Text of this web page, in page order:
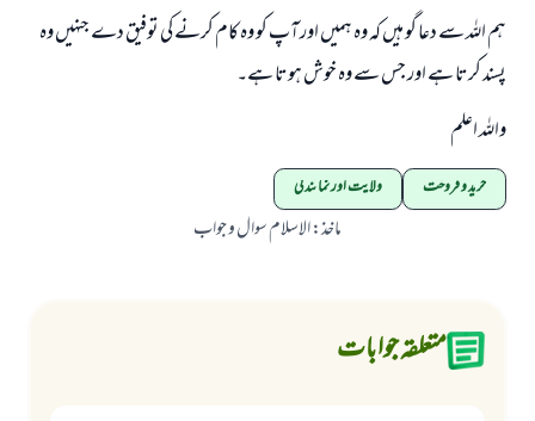
ہم اللہ سے دعا گو ہیں کہ وہ ہمیں اور آپ کو وہ کام کرنے کی توفیق دے جنہیں وہ
پسند کرتا ہے اور جس سے وہ خوش ہوتا ہے۔
واللہ اعلم
خرید و فروخت ولایت اور نمائندگی
ماخذ:الاسلام سوال و جواب
متعلقہ جوابات